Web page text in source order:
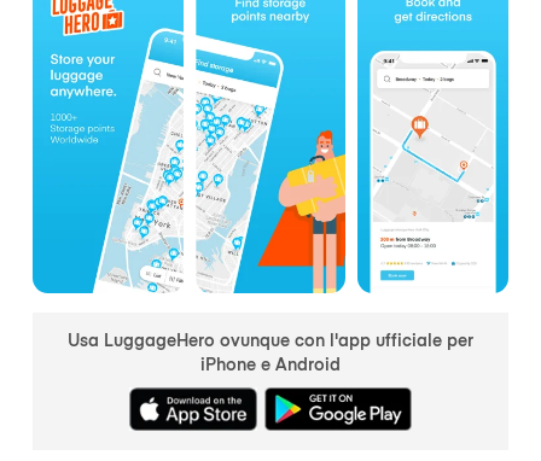
Usa LuggageHero ovunque con l'app ufficiale per
iPhone e Android